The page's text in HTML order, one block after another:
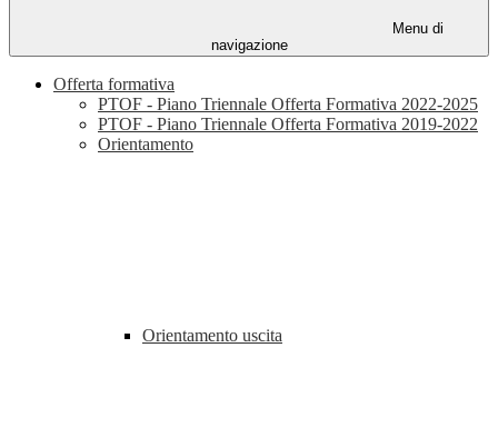
Menu di
navigazione
Offerta formativa
PTOF - Piano Triennale Offerta Formativa 2022-2025
PTOF - Piano Triennale Offerta Formativa 2019-2022
Orientamento
Orientamento uscita